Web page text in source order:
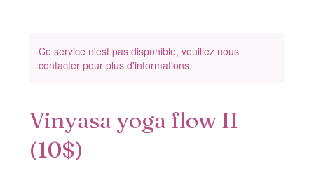
Ce service n'est pas disponible, veuillez nous
contacter pour plus d'informations.
Vinyasa yoga flow II
(10$)